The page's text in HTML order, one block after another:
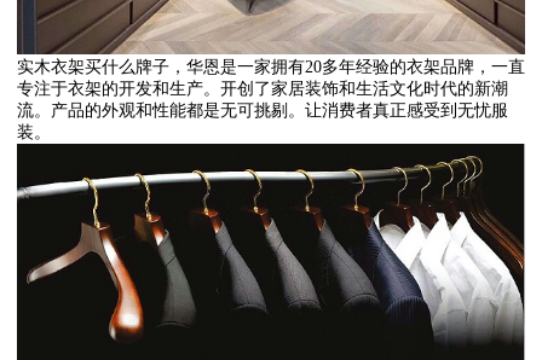
实木衣架买什么牌子，华恩是一家拥有20多年经验的衣架品牌，一直
专注于衣架的开发和生产。开创了家居装饰和生活文化时代的新潮
流。产品的外观和性能都是无可挑剔。让消费者真正感受到无忧服
装。